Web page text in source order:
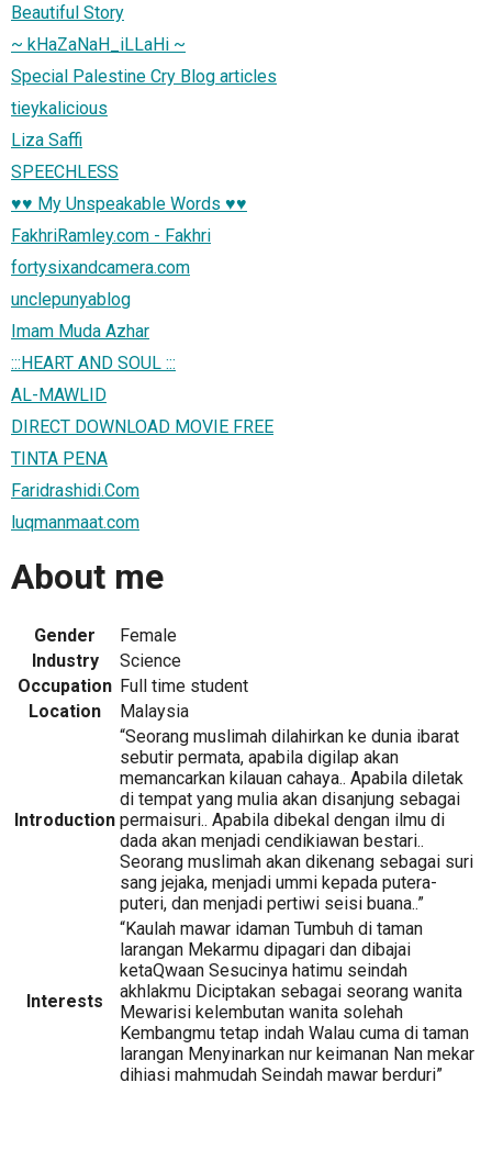
Beautiful Story
~ kHaZaNaH_iLLaHi ~
Special Palestine Cry Blog articles
tieykalicious
Liza Saffi
SPEECHLESS
♥♥ My Unspeakable Words ♥♥
FakhriRamley.com - Fakhri
fortysixandcamera.com
unclepunyablog
Imam Muda Azhar
:::HEART AND SOUL :::
AL-MAWLID
DIRECT DOWNLOAD MOVIE FREE
TINTA PENA
Faridrashidi.Com
luqmanmaat.com
About me
Gender
Female
Industry
Science
Occupation Full time student
Location
Malaysia
Introduction
“Seorang muslimah dilahirkan ke dunia ibarat
sebutir permata, apabila digilap akan
memancarkan kilauan cahaya.. Apabila diletak
di tempat yang mulia akan disanjung sebagai
permaisuri.. Apabila dibekal dengan ilmu di
dada akan menjadi cendikiawan bestari..
Seorang muslimah akan dikenang sebagai suri
sang jejaka, menjadi ummi kepada putera-
puteri, dan menjadi pertiwi seisi buana..”
Interests
“Kaulah mawar idaman Tumbuh di taman
larangan Mekarmu dipagari dan dibajai
ketaQwaan Sesucinya hatimu seindah
akhlakmu Diciptakan sebagai seorang wanita
Mewarisi kelembutan wanita solehah
Kembangmu tetap indah Walau cuma di taman
larangan Menyinarkan nur keimanan Nan mekar
dihiasi mahmudah Seindah mawar berduri”